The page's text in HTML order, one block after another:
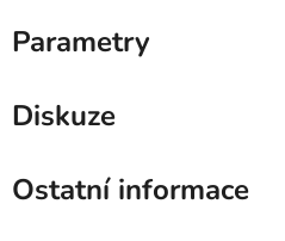
Parametry
Diskuze
Ostatní informace